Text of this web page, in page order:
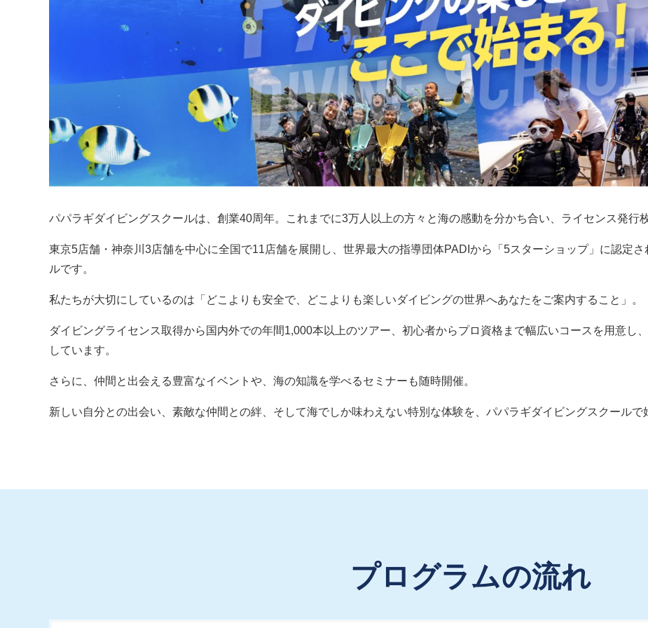
パパラギダイビングスクールは、創業40周年。これまでに3万人以上の方々と海の感動を分かち合い、ライセンス発行
東京5店舗・神奈川3店舗を中心に全国で11店舗を展開し、世界最大の指導団体PADIから「5スターショップ」に認定
ルです。
私たちが大切にしているのは「どこよりも安全で、どこよりも楽しいダイビングの世界へあなたをご案内すること」。
ダイビングライセンス取得から国内外での年間1,000本以上のツアー、初心者からプロ資格まで幅広いコースを用意し
しています。
さらに、仲間と出会える豊富なイベントや、海の知識を学べるセミナーも随時開催。
新しい自分との出会い、素敵な仲間との絆、そして海でしか味わえない特別な体験を、パパラギダイビングスクールで
プログラムの流れ